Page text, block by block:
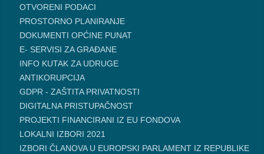
OTVORENI PODACI
PROSTORNO PLANIRANJE
DOKUMENTI OPĆINE PUNAT
E- SERVISI ZA GRAĐANE
INFO KUTAK ZA UDRUGE
ANTIKORUPCIJA
GDPR - ZAŠTITA PRIVATNOSTI
DIGITALNA PRISTUPAČNOST
PROJEKTI FINANCIRANI IZ EU FONDOVA
LOKALNI IZBORI 2021
IZBORI ČLANOVA U EUROPSKI PARLAMENT IZ REPUBLIKE